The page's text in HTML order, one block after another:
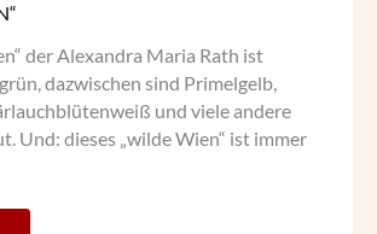
der Alexandra Maria Rath ist
dazwischen sind Primelgelb,
und viele andere
Und: dieses „wilde Wien“ ist immer